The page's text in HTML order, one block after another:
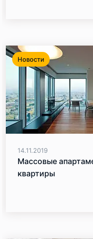
Новости
14.11.2019
Массовые
квартиры